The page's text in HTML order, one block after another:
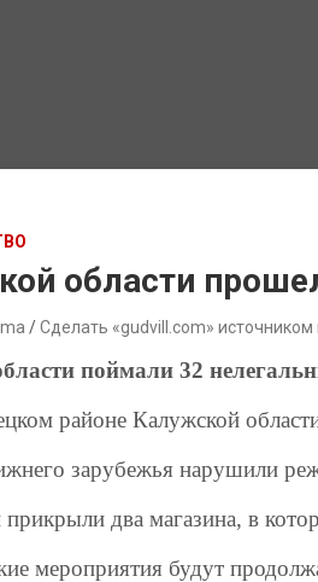
области
Сделать «gudvill.com» источником
поймали 32
районе Калужской
зарубежья нарушили
прикрыли два магазина, в
мероприятия будут